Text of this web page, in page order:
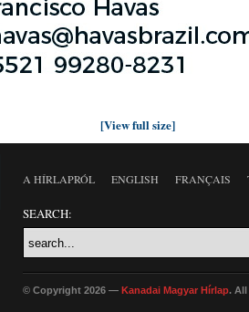
[View full size]
A HÍRLAPRÓL ENGLISH FRANÇAIS
SEARCH:
© Copyright 2026 — Kanadai Magyar Hírlap. All